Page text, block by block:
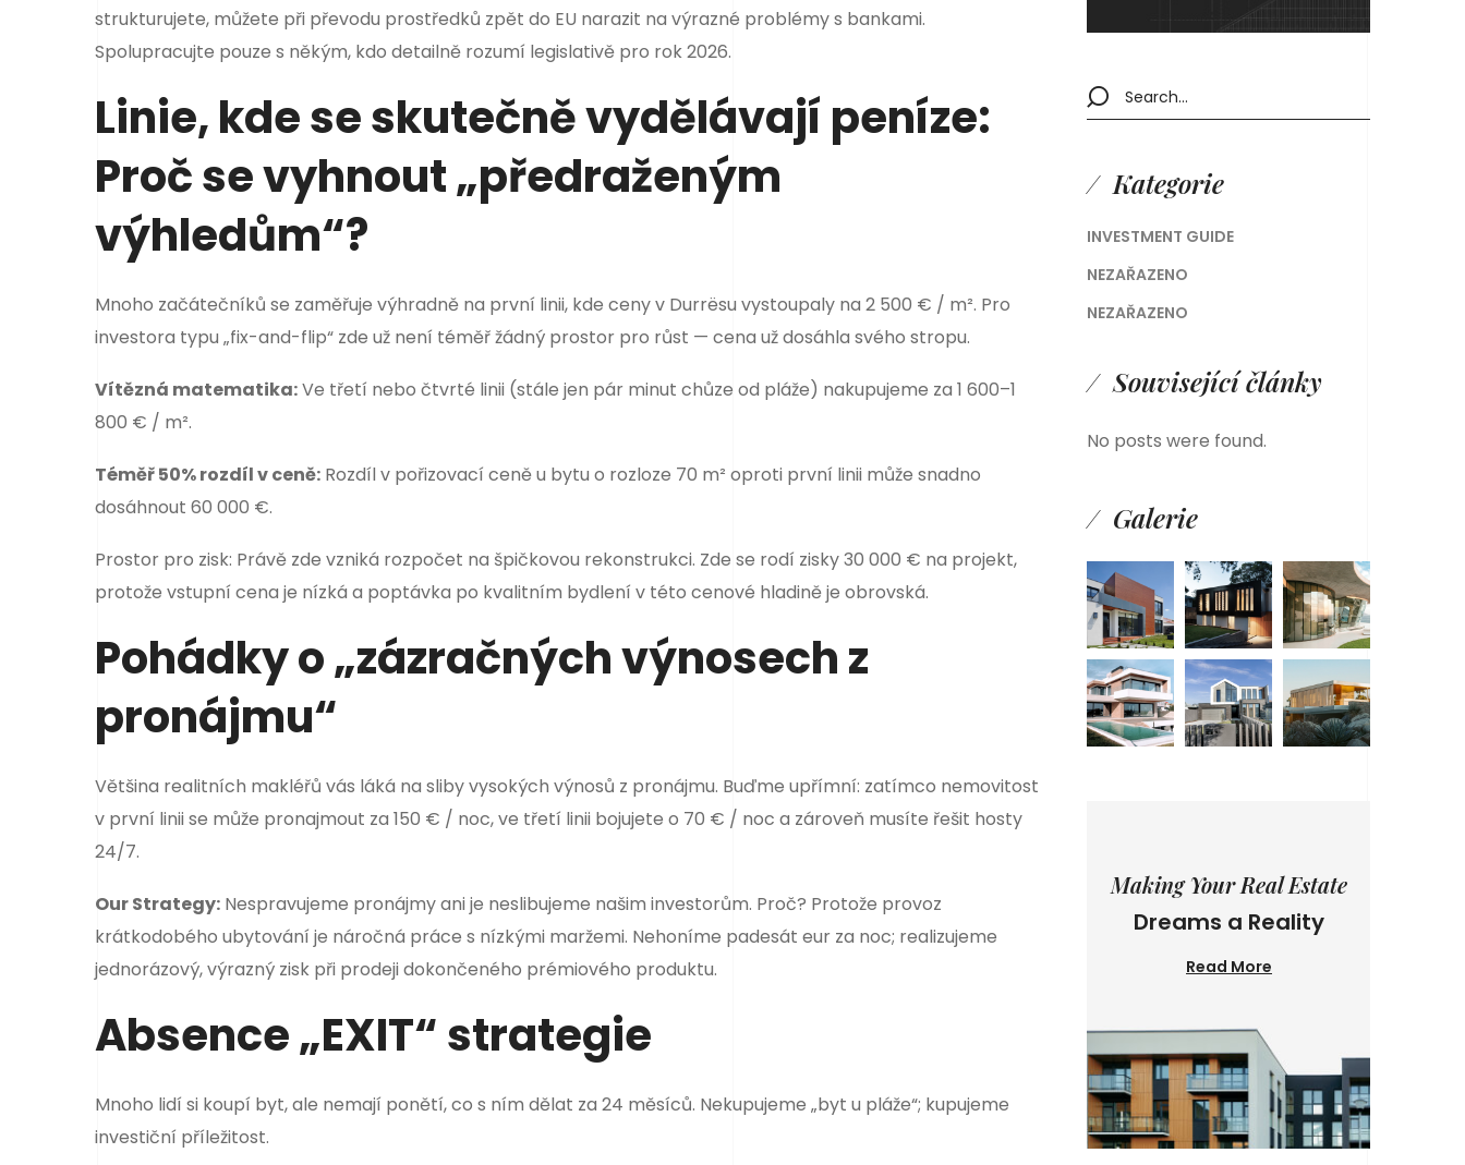
strukturuje­te, můžete při převodu prostředků zpět do EU narazit na výrazné problémy s bankami.
Spolupracujte pouze s někým, kdo detailně rozumí legislativě pro rok 2026.
Linie, kde se skutečně vydělávají peníze:
Proč se vyhnout „předraženým
výhledům“?
Mnoho začátečníků se zaměřuje výhradně na první linii, kde ceny v Durrësu vystoupaly na 2 500 € / m². Pro
investora typu „fix-and-flip“ zde už není téměř žádný prostor pro růst — cena už dosáhla svého stropu.
Vítězná matematika:Ve třetí nebo čtvrté linii (stále jen pár minut chůze od pláže) nakupujeme za 1 600–1
800 € / m².
Téměř 50% rozdíl v ceně: Rozdíl v pořizovací ceně u bytu o rozloze 70 m² oproti první linii může snadno
dosáhnout 60 000 €.
Prostor pro zisk: Právě zde vzniká rozpočet na špičkovou rekonstrukci. Zde se rodí zisky 30 000 € na projekt,
protože vstupní cena je nízká a poptávka po kvalitním bydlení v této cenové hladině je obrovská.
Pohádky o „zázračných výnosech z
pronájmu“
Většina realitních makléřů vás láká na sliby vysokých výnosů z pronájmu. Buďme upřímní: zatímco nemovitost
v první linii se může pronajmout za 150 € / noc, ve třetí linii bojujete o 70 € / noc a zároveň musíte řešit hosty
24/7.
Our Strategy: Nespravujeme pronájmy ani je neslibujeme našim investorům. Proč? Protože provoz
krátkodobého ubytování je náročná práce s nízkými maržemi. Nehoníme padesát eur za noc; realizujeme
jednorázový, výrazný zisk při prodeji dokončeného prémiového produktu.
Absence „EXIT“ strategie
Mnoho lidí si koupí byt, ale nemají ponětí, co s ním dělat za 24 měsíců. Nekupujeme „byt u pláže“; kupujeme
investiční příležitost.
Kategorie
INVESTMENT GUIDE
NEZAŘAZENO
NEZAŘAZENO
Související články
No posts were found.
Galerie
Making Your Real Estate
Dreams a Reality
Read More